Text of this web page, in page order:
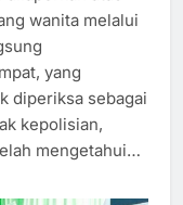
wanita melalui
yang
diperiksa sebagai
kepolisian,
mengetahui…